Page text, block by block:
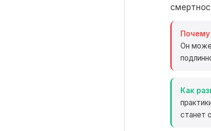
Почему
Он
Как
станет